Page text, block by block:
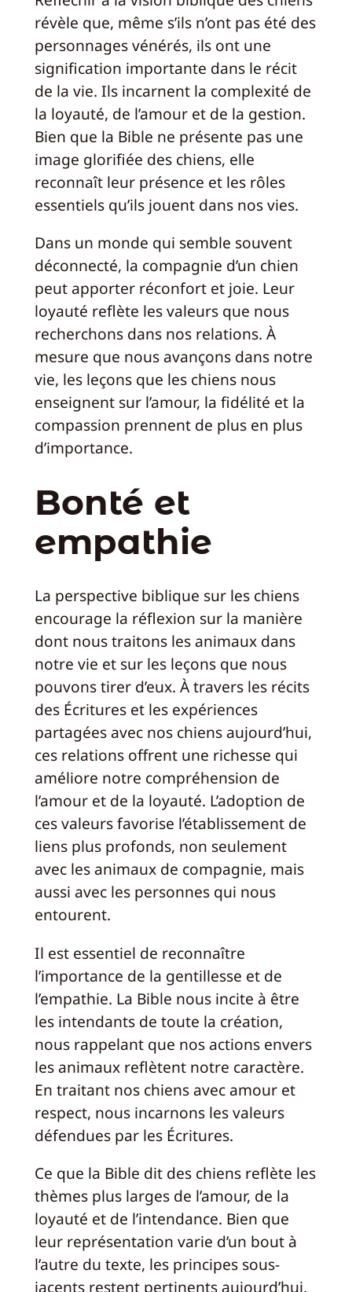
révèle que, même s’ils n’ont pas été des
personnages vénérés, ils ont une
signification importante dans le récit
de la vie. Ils incarnent la complexité de
la loyauté, de l’amour et de la gestion.
Bien que la Bible ne présente pas une
image glorifiée des chiens, elle
reconnaît leur présence et les rôles
essentiels qu’ils jouent dans nos vies.
Dans un monde qui semble souvent
déconnecté, la compagnie d’un chien
peut apporter réconfort et joie. Leur
loyauté reflète les valeurs que nous
recherchons dans nos relations. À
mesure que nous avançons dans notre
vie, les leçons que les chiens nous
enseignent sur l’amour, la fidélité et la
compassion prennent de plus en plus
d’importance.
Bonté et
empathie
La perspective biblique sur les chiens
encourage la réflexion sur la manière
dont nous traitons les animaux dans
notre vie et sur les leçons que nous
pouvons tirer d’eux. À travers les récits
des Écritures et les expériences
partagées avec nos chiens aujourd’hui,
ces relations offrent une richesse qui
améliore notre compréhension de
l’amour et de la loyauté. L’adoption de
ces valeurs favorise l’établissement de
liens plus profonds, non seulement
avec les animaux de compagnie, mais
aussi avec les personnes qui nous
entourent.
Il est essentiel de reconnaître
l’importance de la gentillesse et de
l’empathie. La Bible nous incite à être
les intendants de toute la création,
nous rappelant que nos actions envers
les animaux reflètent notre caractère.
En traitant nos chiens avec amour et
respect, nous incarnons les valeurs
défendues par les Écritures.
Ce que la Bible dit des chiens reflète les
thèmes plus larges de l’amour, de la
loyauté et de l’intendance. Bien que
leur représentation varie d’un bout à
l’autre du texte, les principes sous-
jacents restent pertinents aujourd’hui.